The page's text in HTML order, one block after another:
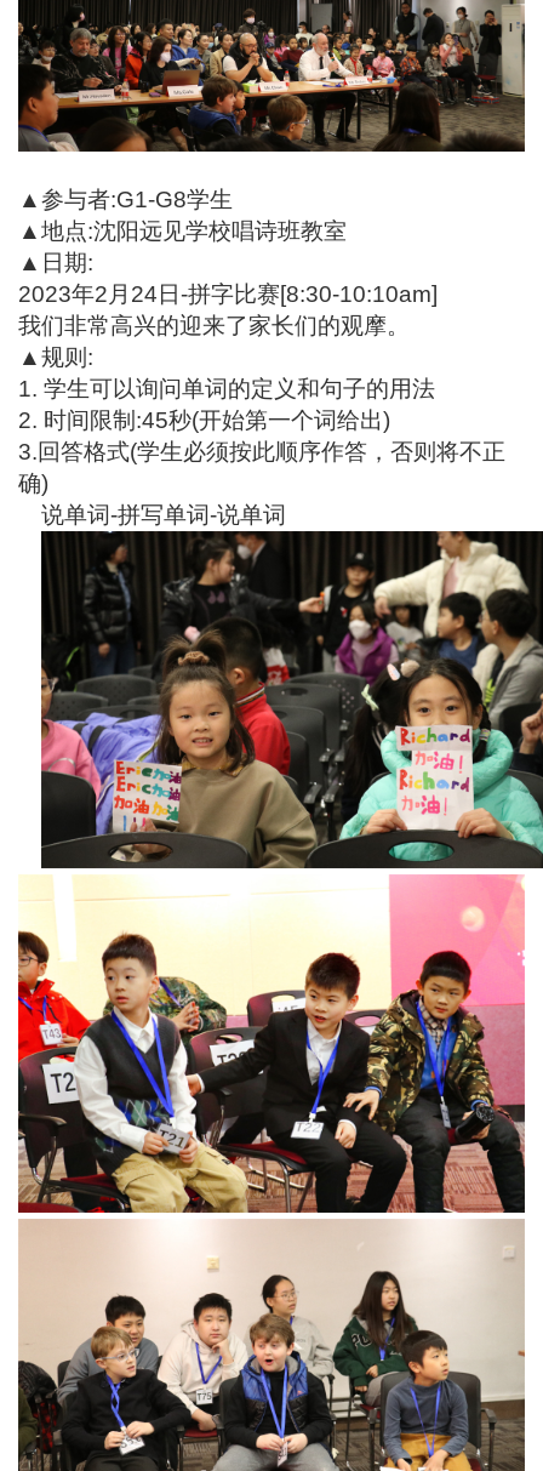
▲参与者:G1-G8学生
▲地点:沈阳远见学校唱诗班教室
▲日期:
2023年2 月 24日-拼字比赛[8:30-10:10am]
我们非常高兴的迎来了家长们的观摩。
▲规则 :
1. 学生可以询问单词的定义和句子的用法
2. 时间限制 :45秒(开始第一个词给出)
3.回答格式(学生必须按此顺序作答，否则将不正
确)
说单词-拼写单词-说单词